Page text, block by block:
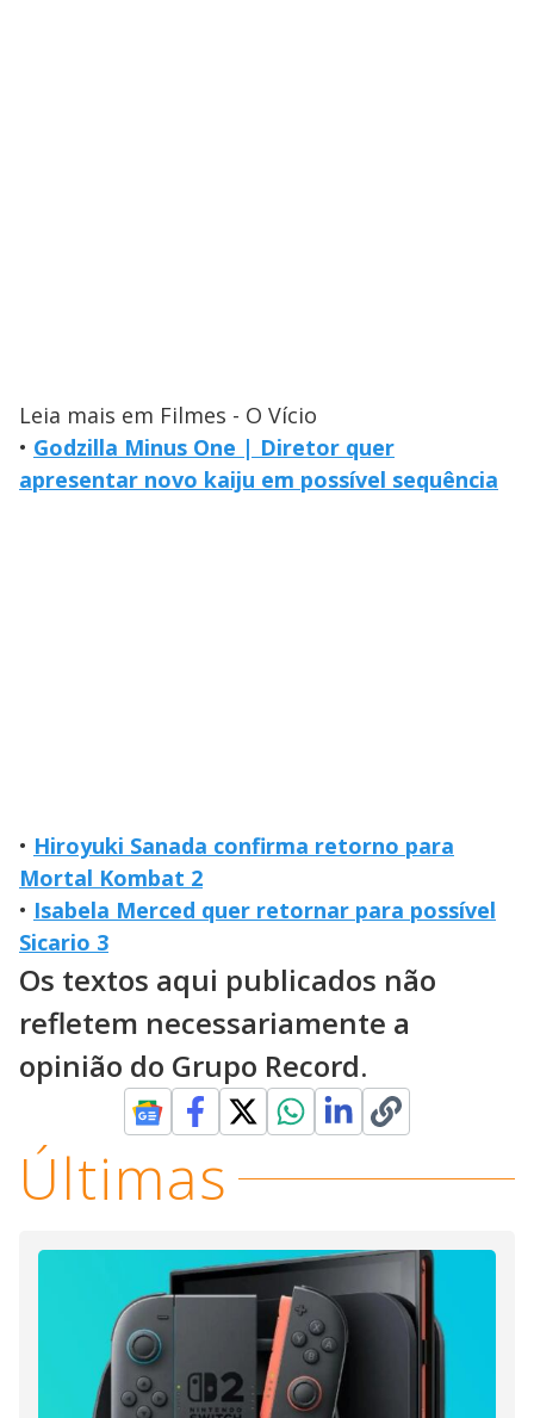
Leia mais em Filmes - O Vício
• Godzilla Minus One | Diretor quer
apresentar novo kaiju em possível sequência
• Hiroyuki Sanada confirma retorno para
Mortal Kombat 2
• Isabela Merced quer retornar para possível
Sicario 3
Os textos aqui publicados não
refletem necessariamente a
opinião do Grupo Record.
Últimas